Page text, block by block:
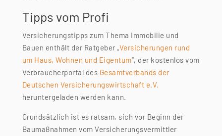
Tipps vom Profi
Versicherungstipps zum Thema Immobilie und
Bauen enthält der Ratgeber „Versicherungen rund
um Haus, Wohnen und Eigentum“, der kostenlos vom
Verbraucherportal des Gesamtverbands der
Deutschen Versicherungswirtschaft e.V.
heruntergeladen werden kann.
Grundsätzlich ist es ratsam, sich vor Beginn der
Baumaßnahmen vom Versicherungsvermittler